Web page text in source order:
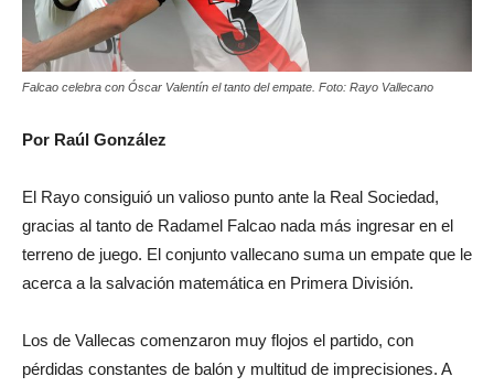
Falcao celebra con Óscar Valentín el tanto del empate. Foto: Rayo Vallecano
Por Raúl González
El Rayo consiguió un valioso punto ante la Real Sociedad,
gracias al tanto de Radamel Falcao nada más ingresar en el
terreno de juego. El conjunto vallecano suma un empate que le
acerca a la salvación matemática en Primera División.
Los de Vallecas comenzaron muy flojos el partido, con
pérdidas constantes de balón y multitud de imprecisiones. A